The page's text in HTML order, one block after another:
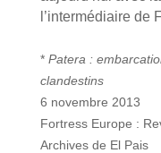
l’intermédiaire de
* Patera :
clandestins
6 novembre 2013
Fortress Europe :
Archives de El Pais